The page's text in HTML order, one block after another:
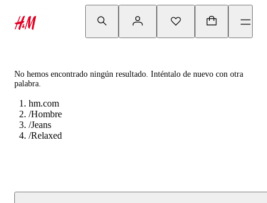
No hemos encontrado ningún resultado. Inténtalo de nuevo con otra
palabra.
hm.com
/Hombre
/Jeans
/Relaxed